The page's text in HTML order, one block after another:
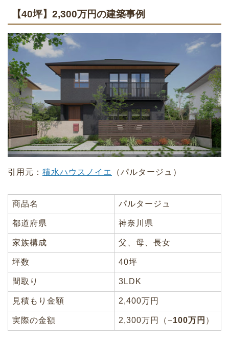
【40坪】2,300万円の建築事例
引用元： 積水ハウスノ イ エ （パルタージュ）
商品名 パルタージュ
都道府県 神奈川県
家族構成 父、母、長女
坪数 40坪
間取り 3LDK
見積もり金額 2,400万円
実際の金額 2,300万円（−100万円 ）